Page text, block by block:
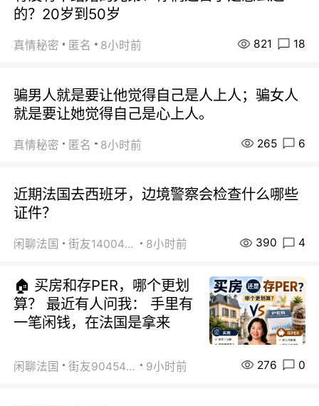
的？20岁到50岁
真情秘密 匿名 8小时前 821 18
骗男人就是要让他觉得自己是人上人；骗女人
就是要让她觉得自己是心上人。
真情秘密 匿名 8小时前 265 6
近期法国去西班牙，边境警察会检查什么哪些
证件？
闲聊法国 街友14004820 8小时前 390 4
🏠 买房和存PER，哪个更划
算？ 最近有人问我： 手里有
一笔闲钱，在法国是拿来
闲聊法国 街友90454511 9小时前 276 0